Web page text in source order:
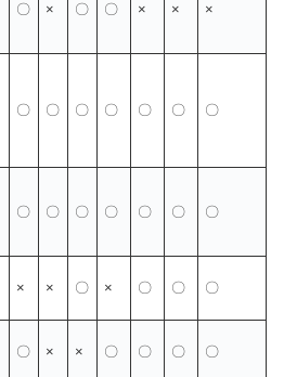
〇 × 〇 〇 × × ×
〇 〇 〇 〇 〇 〇 〇
〇 〇 〇 〇 〇 〇 〇
× × 〇 × 〇 〇 〇
〇 × × 〇 〇 〇 〇